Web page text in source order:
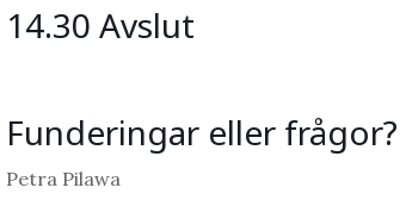
14.30 Avslut
Funderingar eller frågor?
Petra Pilawa